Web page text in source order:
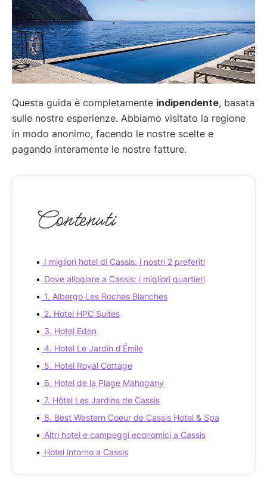
Questa guida è completamente indipendente, basata
sulle nostre esperienze. Abbiamo visitato la regione
in modo anonimo, facendo le nostre scelte e
pagando interamente le nostre fatture.
Contenuti
I migliori hotel di Cassis: i nostri 2 preferiti
Dove allogiare a Cassis: i migliori quartieri
1. Albergo Les Roches Blanches
2. Hotel HPC Suites
3. Hotel Eden
4. Hotel Le Jardin d’Émile
5. Hotel Royal Cottage
6. Hotel de la Plage Mahogany
7. Hôtel Les Jardins de Cassis
8. Best Western Coeur de Cassis Hotel & Spa
Altri hotel e campeggi economici a Cassis
Hotel intorno a Cassis